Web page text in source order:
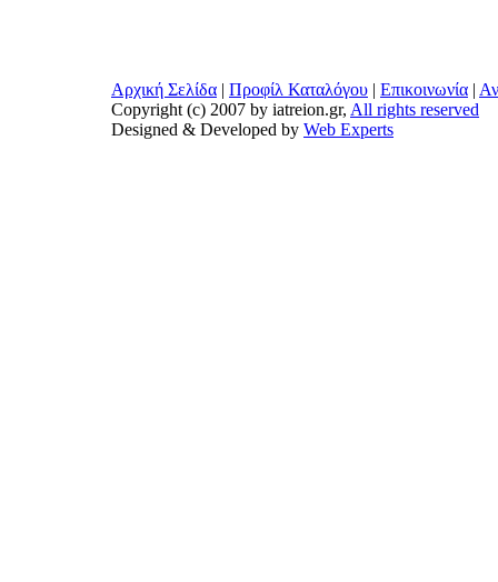
Αρχική Σελίδα | Προφίλ Καταλόγου | Επικοινωνία |
Copyright (c) 2007 by iatreion.gr, All rights reserved
Designed & Developed by Web Experts